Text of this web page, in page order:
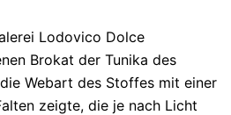
Lodovico Dolce
Brokat der Tunika des
Webart des Stoffes mit einer
zeigte, die je nach Licht